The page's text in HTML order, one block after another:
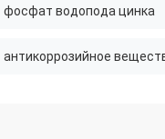
фосфат водопода цинка
антикоррозийное